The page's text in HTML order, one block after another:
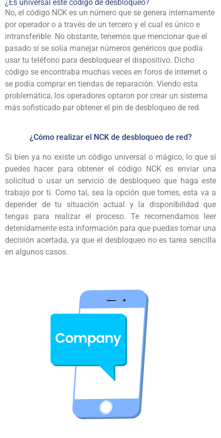
¿Es universal este código de desbloqueo?
No, el código NCK es un número que se genera internamente
por operador o a través de un tercero y el cual es único e
intransferible. No obstante, tenemos que mencionar que el
pasado sí se solía manejar números genéricos que podía
usar tu teléfono para desbloquear el dispositivo. Dicho
código se encontraba muchas veces en foros de internet o
se podía comprar en tiendas de reparación. Viendo esta
problemática, los operadores optaron por crear un sistema
más sofisticado par obtener el pin de desbloqueo de red.
¿Cómo realizar el NCK de desbloqueo de red?
Si bien ya no existe un código universal o mágico, lo que sí
puedes hacer para obtener el código NCK es enviar una
solicitud o usar un servicio de desbloqueo que haga este
trabajo por ti. Como tal, sea la opción que tomes, esta va a
depender de tu situación actual y la disponibilidad que
tengas para realizar el proceso. Te recomendamos leer
detenidamente esta información para que puedas tomar una
decisión acertada, ya que el desbloqueo no es tarea sencilla
en algunos casos.